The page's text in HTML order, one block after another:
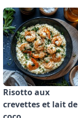
Risotto aux
crevettes et lait de